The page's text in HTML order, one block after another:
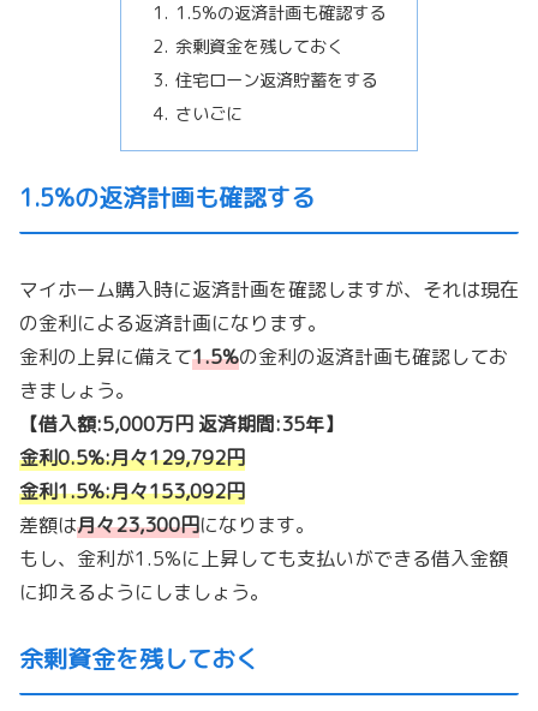
1.5%の返済計画も確認する
余剰資金を残しておく
住宅ローン返済貯蓄をする
さいごに
1.5%の返済計画も確認する
マイホーム購入時に返済計画を確認しますが、それは現在
の金利による返済計画になります。
金利の上昇に備えて1.5%の金利の返済計画も確認してお
きましょう。
【借入額:5,000万円 返済期間:35年】
金利0.5%:月々129,792円
金利1.5%:月々153,092円
差額は月々23,300円になります。
もし、金利が1.5%に上昇しても支払いができる借入金額
に抑えるようにしましょう。
余剰資金を残しておく